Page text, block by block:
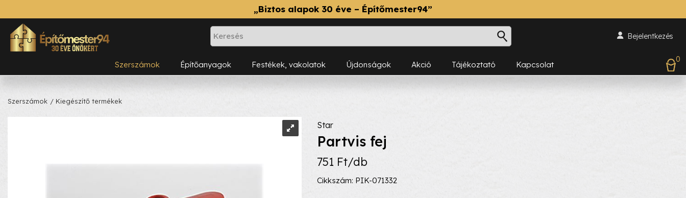
„Biztos alapok 30 éve – Építőmester94”
Bejelentkezés
Szerszámok Építőanyagok Festékek, vakolatok Újdonságok Akció Tájékoztató Kapcsolat
0
Szerszámok / Kiegészítő termékek
Star
Partvis fej
751 Ft/db
Cikkszám: PIK-071332